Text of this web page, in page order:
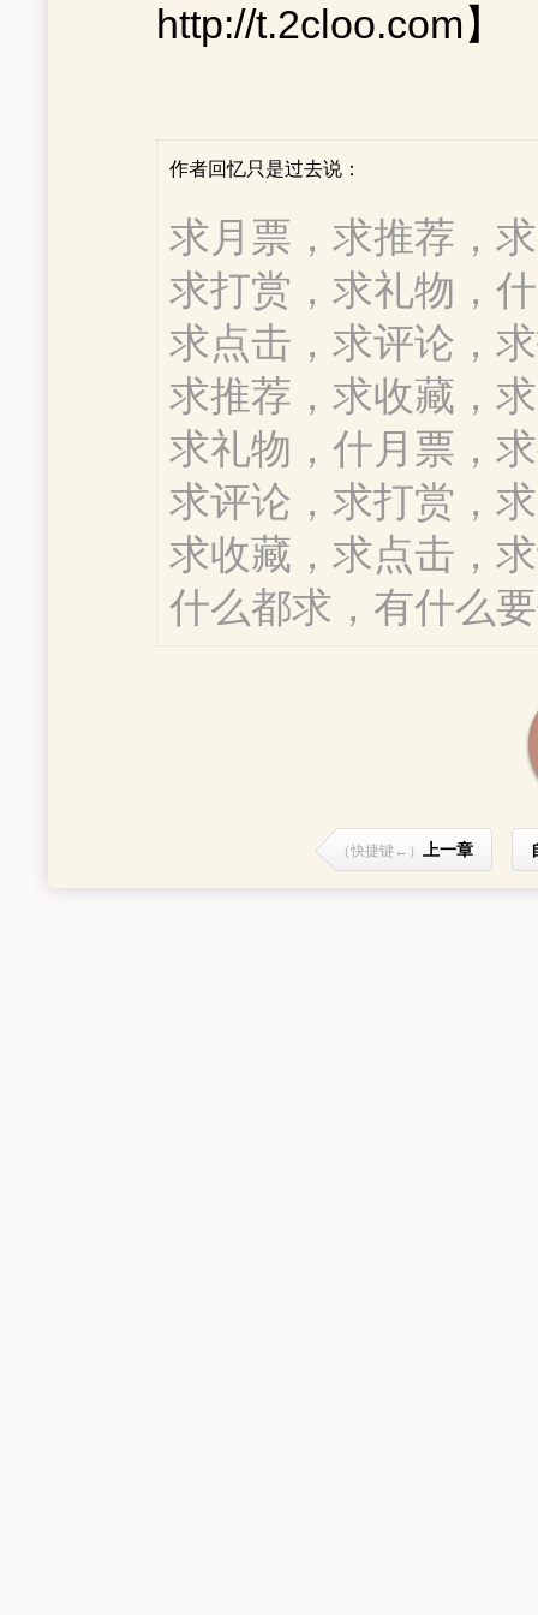
http://t.2cloo.com】
作者回忆只是过去说：
求月票，求推荐，
求打赏，求礼物，
求点击，求评论，
求推荐，求收藏，
求礼物，什月票，
求评论，求打赏，
求收藏，求点击，
什么都求，有什么
（快捷键←） 上一章